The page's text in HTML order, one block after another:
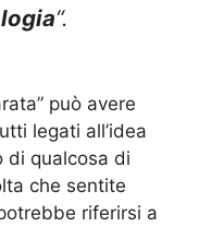
“.
può avere
legati all’idea
di qualcosa di
che sentite
riferirsi a